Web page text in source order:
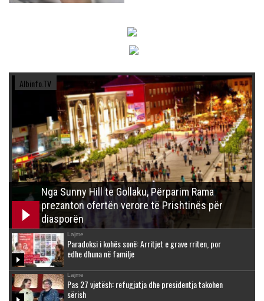
Albinfo.TV
Nga Sunny Hill te Gollaku, Përparim Rama
prezanton ofertën verore të Prishtinës për
diasporën
Lajme
Paradoksi i kohës sonë: Arritjet e grave rriten, por
edhe dhuna në familje
Lajme
Pas 27 vjetësh: refugjatja dhe presidentja takohen
sërish